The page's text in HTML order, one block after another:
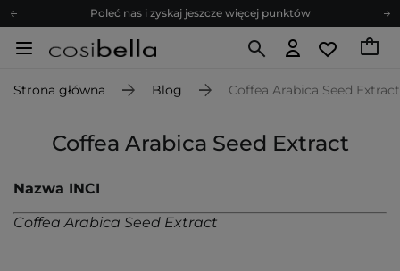
Poleć nas i zyskaj jeszcze więcej punktów
Zapisz się na newsletter pełen porad
Z nami to możliwe! Realizacja zamówienia do 24h.
Zapisz się na newsletter pełen porad
Strona główna Blog Coffea Arabica Seed Extract
Coffea Arabica Seed Extract
Nazwa INCI
Coffea Arabica Seed Extract